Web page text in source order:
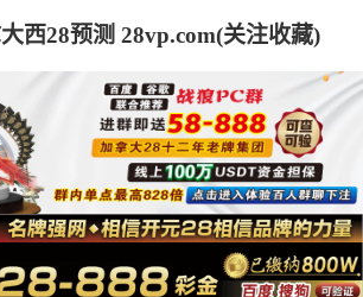
西28预测 28vp.com(关注收藏)